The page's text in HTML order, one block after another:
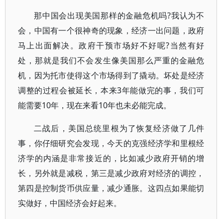
那中国会出现美国那样的金融危机吗?我认为不
会，中国有一个很神奇的现象，经济一出问题，政府
马上出面解决。政府干预市场好不好呢?当然有好
处，那就是我们不会发生像美国那么严重的金融危
机，因为托市使得这个市场得到了撬动。坏处是经济
调整的过程会被延长，本来3年能做完的事，我们可
能需要10年，现在来看10年也未必能完成。
二战后，美国总统里根为了恢复经济做了几件
事，你仔细研究会发现，今天的克强经济学和里根经
济学的内涵是非常接近的，比如减少政府开销的增
长，另外就是减税，第三是减少政府对经济的调控，
第四是控制货币供应量，减少通胀。这四点如果能切
实做好，中国经济会好起来。